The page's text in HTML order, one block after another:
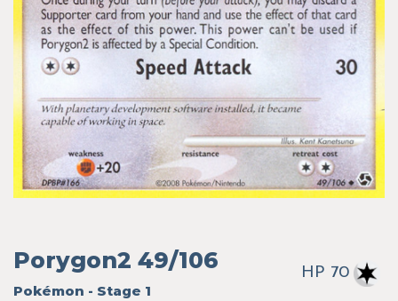
Porygon2 49/106
Pokémon - Stage 1
HP 70